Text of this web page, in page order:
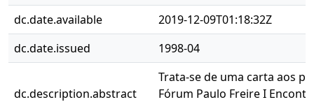
dc.date.available
2019-12-09T01:18:32Z
dc.date.issued
1998-04
dc.description.abstract
Trata-se de uma carta aos
Fórum Paulo Freire I